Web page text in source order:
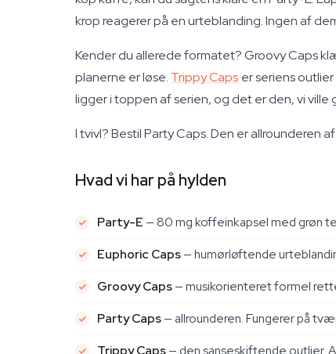
krop reagerer på en urteblanding. Ingen af
Kender du allerede formatet? Groovy Caps
planerne er løse. Trippy Caps er seriens
ligger i toppen af serien, og det er den, vi
I tvivl? Bestil Party Caps. Den er allrounderen
Hvad vi har på hylden
Party-E — 80 mg koffeinkapsel med grøn
Euphoric Caps— humørløftende
Groovy Caps— musikorienteret formel
Party Caps— allrounderen. Fungerer på
Trippy Caps— den sanseskiftende outlier.